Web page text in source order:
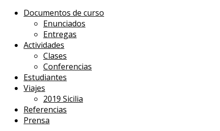
Documentos de curso
Enunciados
Entregas
Actividades
Clases
Conferencias
Estudiantes
Viajes
2019 Sicilia
Referencias
Prensa